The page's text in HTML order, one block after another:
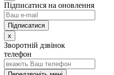
Підписатися на оновлення
x
Зворотній дзвінок
телефон